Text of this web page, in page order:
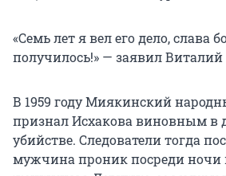
«Семь лет я вел его дело, слава
получилось!» — заявил
В 1959 году Миякинский
признал Исхакова виновным в
убийстве. Следователи тогда
мужчина проник посреди ночи